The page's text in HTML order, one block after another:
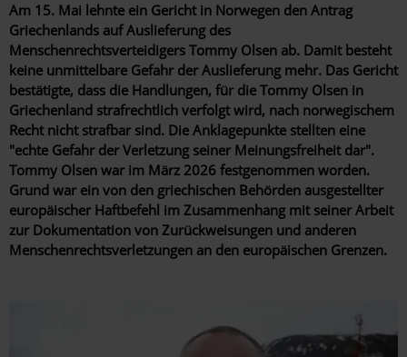
Am 15. Mai lehnte ein Gericht in Norwegen den Antrag
Griechenlands auf Auslieferung des
Menschenrechtsverteidigers Tommy Olsen ab. Damit besteht
keine unmittelbare Gefahr der Auslieferung mehr. Das Gericht
bestätigte, dass die Handlungen, für die Tommy Olsen in
Griechenland strafrechtlich verfolgt wird, nach norwegischem
Recht nicht strafbar sind. Die Anklagepunkte stellten eine
"echte Gefahr der Verletzung seiner Meinungsfreiheit dar".
Tommy Olsen war im März 2026 festgenommen worden.
Grund war ein von den griechischen Behörden ausgestellter
europäischer Haftbefehl im Zusammenhang mit seiner Arbeit
zur Dokumentation von Zurückweisungen und anderen
Menschenrechtsverletzungen an den europäischen Grenzen.